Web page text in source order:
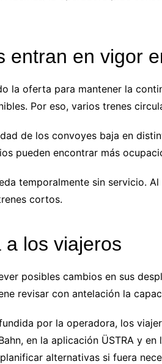
entran en vigor
la oferta para mantener la
Por eso, varios trenes
de los convoyes baja en
pueden encontrar más
temporalmente sin servicio.
cortos.
los viajeros
posibles cambios en sus
revisar con antelación la
por la operadora, los
en la aplicación ÜSTRA y
alternativas si fuera